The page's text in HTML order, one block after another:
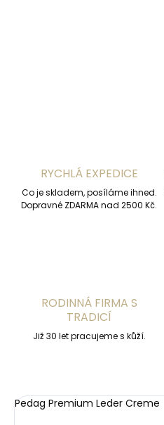
RYCHLÁ EXPEDICE
Co je skladem, posíláme ihned.
Dopravné ZDARMA nad 2500 Kč.
RODINNÁ FIRMA S
TRADICÍ
Již 30 let pracujeme s kůží.
Pedag Premium Leder Creme